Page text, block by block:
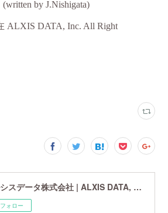
アルシスデータ株式会社 | ALXIS DATA, Inc. | 世界最先端の画像鮮鋭化技術研究開発企業
フォロー